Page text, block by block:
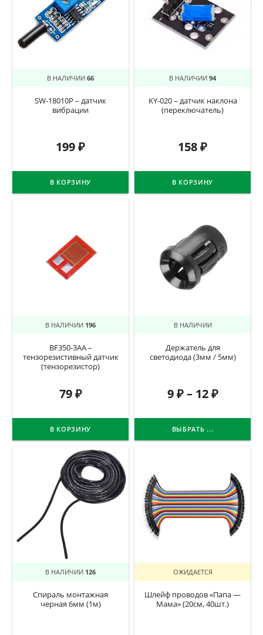
В НАЛИЧИИ 66
SW-18010P – датчик
вибрации
199₽
В КОРЗИНУ
В НАЛИЧИИ 94
KY-020 – датчик наклона
(переключатель)
158₽
В КОРЗИНУ
В НАЛИЧИИ 196
BF350-3AA –
тензорезистивный датчик
(тензорезистор)
79₽
В КОРЗИНУ
В НАЛИЧИИ
Держатель для
светодиода (3мм / 5мм)
9₽– 12₽
ВЫБРАТЬ ...
В НАЛИЧИИ 126
Спираль монтажная
черная 6мм (1м)
ОЖИДАЕТСЯ
Шлейф проводов «Папа —
Мама» (20см, 40шт.)